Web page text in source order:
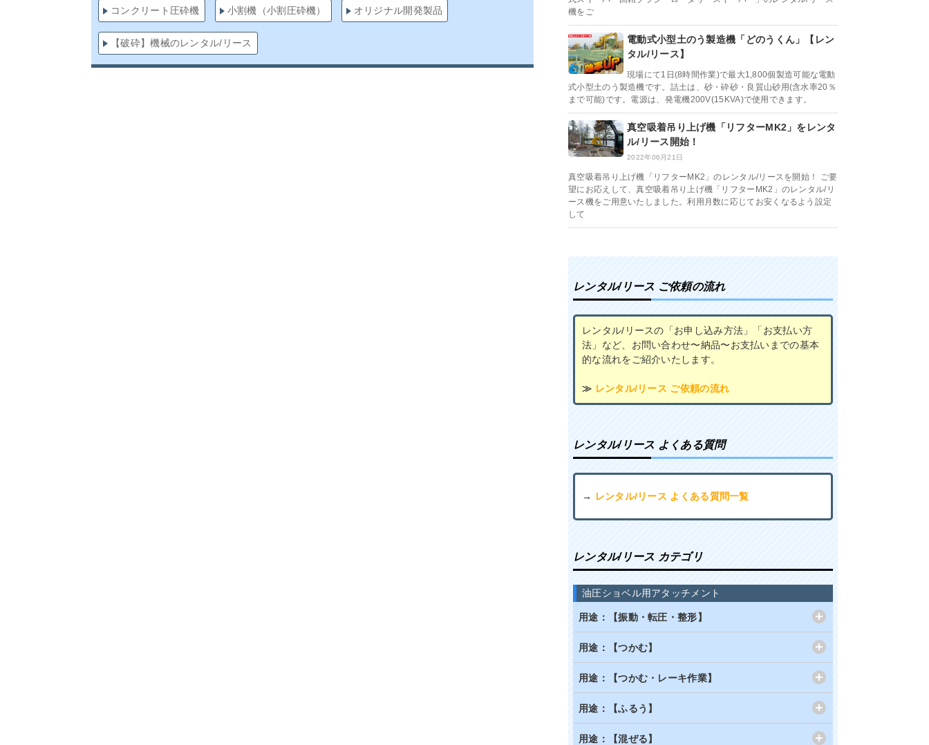
コンクリート圧砕機 小割機（小割圧砕機） オリジナル開発製品
【破砕】機械のレンタル/リース
機をご
電動式小型土のう製造機「どのうくん」【レン
タル/リース】
現場にて1日(8時間作業)で最大1,800個製造可能な電動
式小型土のう製造機です。詰土は、砂・砕砂・良質山砂用(含水率20％
まで可能)です。電源は、発電機200V(15KVA)で使用できます。
真空吸着吊り上げ機「リフターMK2」をレンタ
ル/リース開始！
2022年06月21日
真空吸着吊り上げ機「リフターMK2」のレンタル/リースを開始！ ご要
望にお応えして、真空吸着吊り上げ機「リフターMK2」のレンタル/リ
ース機をご用意いたしました。利用月数に応じてお安くなるよう設定
して
レンタル/リース ご依頼の流れ
レンタル/リースの「お申し込み方法」「お支払い方
法」など、お問い合わせ〜納品〜お支払いまでの基本
的な流れをご紹介いたします。
≫ レンタル/リース ご依頼の流れ
レンタル/リース よくある質問
→ レンタル/リース よくある質問一覧
レンタル/リース カテゴリ
油圧ショベル用アタッチメント
用途：【振動・転圧・整形】
用途：【つかむ】
用途：【つかむ・レーキ作業】
用途：【ふるう】
用途：【混ぜる】